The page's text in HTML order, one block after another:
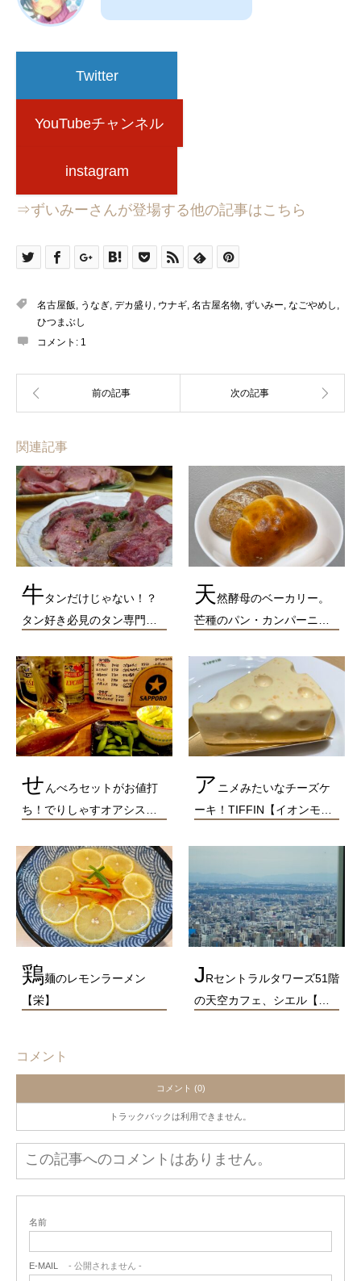
Twitter
YouTubeチャンネル
instagram
⇒ずいみーさんが登場する他の記事はこちら
名古屋飯 うなぎ デカ盛り ウナギ 名古屋名物 ずいみー なごやめし
ひつまぶし
コメント: 1
関連記事
牛タンだけじゃない！？
タン好き必見のタン専門…
天然酵母のベーカリー。
芒種のパン・カンパーニ…
せんべろセットがお値打
ち！でりしゃすオアシス…
ア ニメみたいなチーズケ
ーキ！TIFFIN【イオンモ…
鶏麺のレモンラーメン
【栄】
JRセントラルタワーズ51階
の天空カフェ、シエル【…
コメント
コメント (0)
トラックバックは利用できません。
この記事へのコメントはありません。
名前
E-MAIL - 公開されません -